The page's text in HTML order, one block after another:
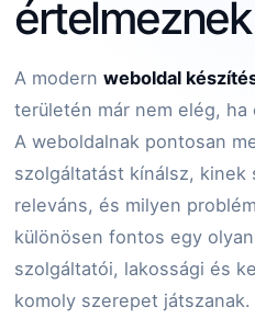
értelmeznek
A modern weboldal
területén már nem elég, ha
A weboldalnak pontosan
szolgáltatást kínálsz, kinek
releváns, és milyen
különösen fontos egy
szolgáltatói, lakossági és
komoly szerepet játszanak.